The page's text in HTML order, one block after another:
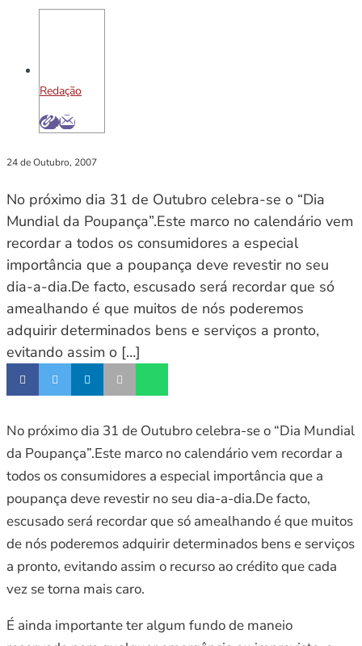
Redação
24 de Outubro, 2007
No próximo dia 31 de Outubro celebra-se o “Dia
Mundial da Poupança”.Este marco no calendário vem
recordar a todos os consumidores a especial
importância que a poupança deve revestir no seu
dia-a-dia.De facto, escusado será recordar que só
amealhando é que muitos de nós poderemos
adquirir determinados bens e serviços a pronto,
evitando assim o […]
No próximo dia 31 de Outubro celebra-se o “Dia Mundial
da Poupança”.Este marco no calendário vem recordar a
todos os consumidores a especial importância que a
poupança deve revestir no seu dia-a-dia.De facto,
escusado será recordar que só amealhando é que muitos
de nós poderemos adquirir determinados bens e serviços
a pronto, evitando assim o recurso ao crédito que cada
vez se torna mais caro.
É ainda importante ter algum fundo de maneio